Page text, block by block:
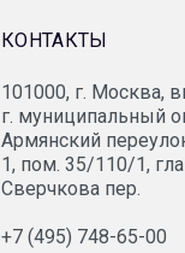
КОНТАКТЫ
101000, г. Москва,
г. муниципальный
Армянский
1, пом. 35/110/1,
Сверчкова пер.
+7 (495) 748-65-00
СП
«ОПТИМА Группа»
НПЗ «Брод»